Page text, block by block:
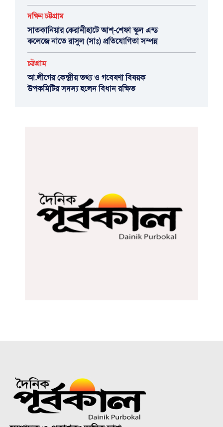
দক্ষিন চট্টগ্রাম
সাতকানিয়ার কেরানীহাটে আশ্-শেফা স্কুল এন্ড
কলেজে নাতে রাসুল (সাঃ) প্রতিযোগিতা সম্পন্ন
চট্টগ্রাম
আ.লীগের কেন্দ্রীয় তথ্য ও গবেষণা বিষয়ক
উপকমিটির সদস্য হলেন বিধান রক্ষিত